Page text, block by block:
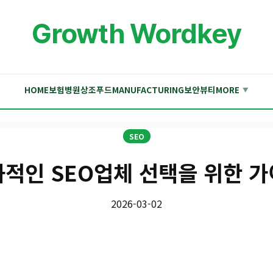
Growth Wordkey
HOME보험병원상조푸드MANUFACTURING보안뷰티MORE ▼
SEO
인 SEO업체 선택을 위한
2026-03-02